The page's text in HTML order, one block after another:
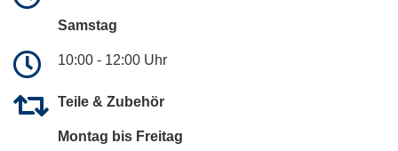
Samstag
10:00 - 12:00 Uhr
Teile & Zubehör
Montag bis Freitag